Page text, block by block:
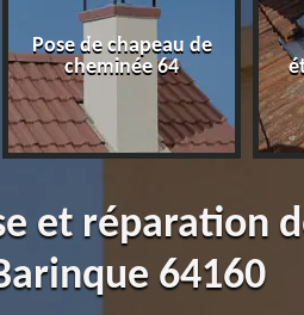
Pose de chapeau de
cheminée 64
et réparation
64160